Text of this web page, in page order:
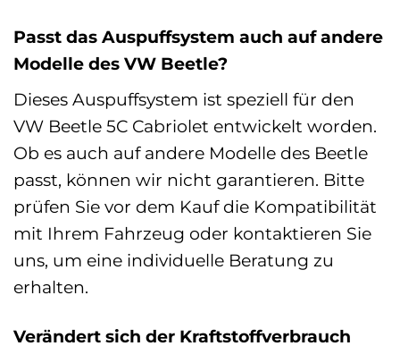
Passt das Auspuffsystem auch auf andere
Modelle des VW Beetle?
Dieses Auspuffsystem ist speziell für den
VW Beetle 5C Cabriolet entwickelt worden.
Ob es auch auf andere Modelle des Beetle
passt, können wir nicht garantieren. Bitte
prüfen Sie vor dem Kauf die Kompatibilität
mit Ihrem Fahrzeug oder kontaktieren Sie
uns, um eine individuelle Beratung zu
erhalten.
Verändert sich der Kraftstoffverbrauch